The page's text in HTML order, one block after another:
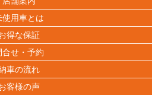
使用車とは
得な保証
合せ・予約
車の流れ
客様の声